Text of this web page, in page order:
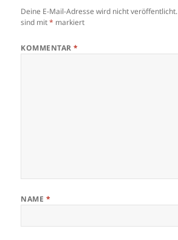
Deine E-Mail-Adresse wird nicht veröffentlicht.
sind mit* markiert
KOMMENTAR*
NAME *